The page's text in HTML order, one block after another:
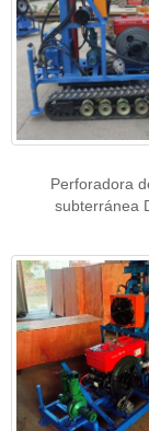
Perforadora
subterránea